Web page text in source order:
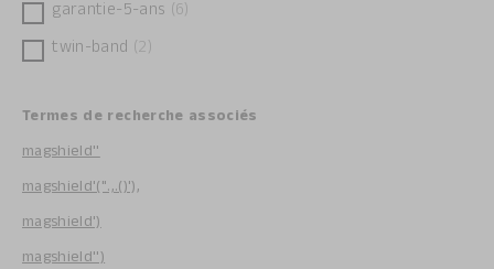
garantie-5-ans
6
twin-band
2
Termes de recherche associés
magshield''
magshield'(".,.()'),
magshield')
magshield'')